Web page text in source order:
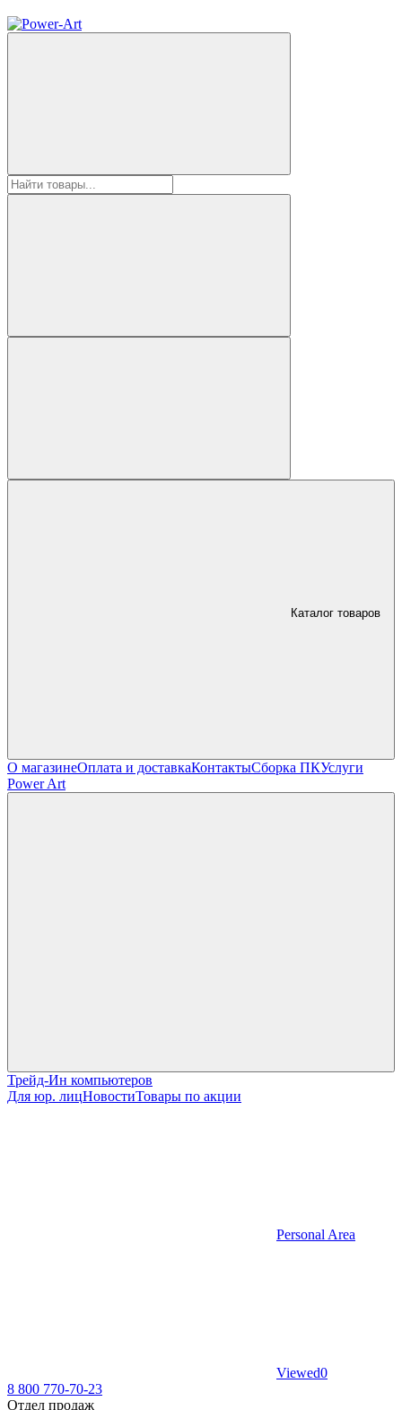
Каталог товаров
О магазинеОплата и доставкаКонтактыСборка ПКУслуги
Power Art
Трейд-Ин компьютеров
Для юр. лицНовостиТовары по акции
Personal Area
Viewed0
8 800 770-70-23
Отдел продаж